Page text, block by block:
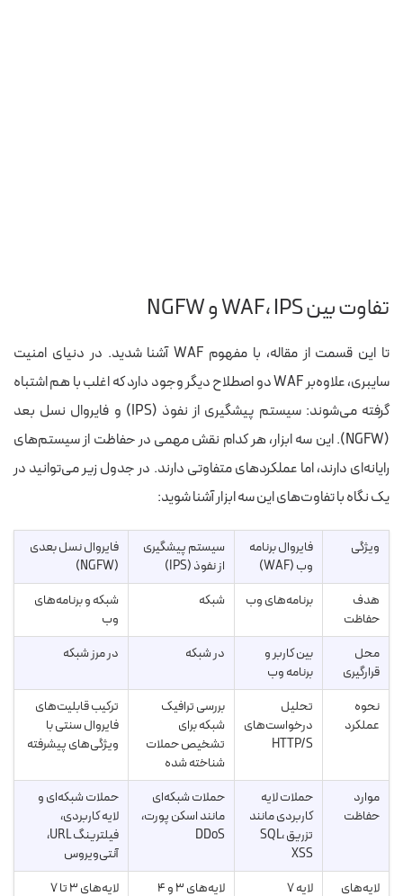
تفاوت بین WAF، IPS و NGFW
تا این قسمت از مقاله، با مفهوم WAF آشنا شدید. در دنیای امنیت
سایبری، علاوه‌بر WAF دو اصطلاح دیگر وجود دارد که اغلب با هم اشتباه
گرفته می‌شوند: سیستم پیشگیری از نفوذ (IPS) و فایروال نسل بعد
(NGFW). این سه ابزار، هر کدام نقش مهمی در حفاظت از سیستم‌های
رایانه‌ای دارند، اما عملکردهای متفاوتی دارند. در جدول زیر می‌توانید در
یک نگاه با تفاوت‌های این سه ابزار آشنا شوید:
ویژگی
فایروال برنامه
وب (WAF)
سیستم پیشگیری
از نفوذ (IPS)
فایروال نسل بعدی
(NGFW)
هدف
حفاظت
برنامه‌های وب شبکه
شبکه و برنامه‌های
وب
محل
قرارگیری
بین کاربر و
برنامه وب
در شبکه در مرز شبکه
نحوه
عملکرد
تحلیل
درخواست‌های
HTTP/S
بررسی ترافیک
شبکه برای
تشخیص حملات
شناخته شده
ترکیب قابلیت‌های
فایروال سنتی با
ویژگی‌های پیشرفته
موارد
حفاظت
حملات لایه
کاربردی مانند
تزریق SQL،
XSS
حملات شبکه‌ای
مانند اسکن پورت،
DDoS
حملات شبکه‌ای و
لایه کاربردی،
فیلترینگ URL،
آنتی‌ویروس
لایه‌های
لایه ۷ لایه‌های ۳ و ۴ لایه‌های ۳ تا ۷